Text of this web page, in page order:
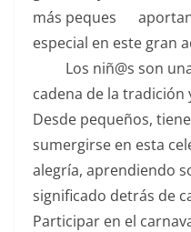
más peques
especial en este gran
Los niñ@s son
cadena de la tradición
Desde pequeños,
sumergirse en esta
alegría, aprendiendo
significado detrás de
Participar en el